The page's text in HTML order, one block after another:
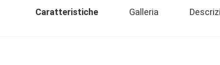
Caratteristiche Galleria